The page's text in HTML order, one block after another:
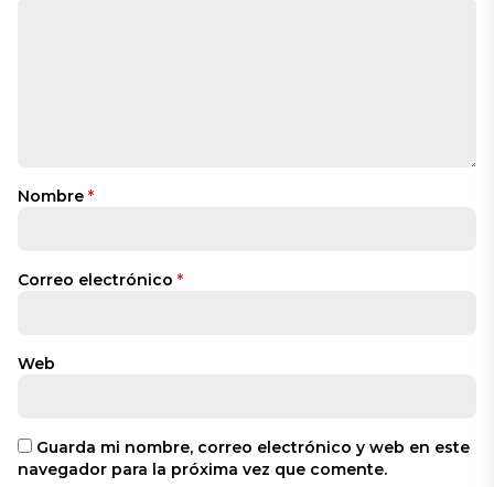
Nombre *
Correo electrónico *
Web
Guarda mi nombre, correo electrónico y web en este
navegador para la próxima vez que comente.